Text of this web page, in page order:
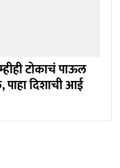
टोकाचं पाऊल
दिशाची आई